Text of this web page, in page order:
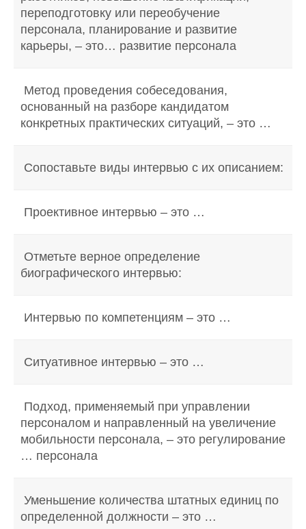
переподготовку или переобучение
персонала, планирование и развитие
карьеры, – это… развитие персонала
Метод проведения собеседования,
основанный на разборе кандидатом
конкретных практических ситуаций, – это …
Сопоставьте виды интервью с их описанием:
Проективное интервью – это …
Отметьте верное определение
биографического интервью:
Интервью по компетенциям – это …
Ситуативное интервью – это …
Подход, применяемый при управлении
персоналом и направленный на увеличение
мобильности персонала, – это регулирование
… персонала
Уменьшение количества штатных единиц по
определенной должности – это …